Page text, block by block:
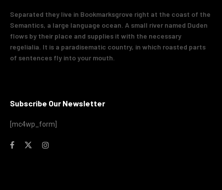
Separated they live in Bookmarksgrove right at the coast of the
Semantics, a large language ocean. A small river named Duden
flows by their place and supplies it with the necessary
regelialia. It is a paradisematic country, in which roasted parts
of sentences fly into your mouth.
Subscribe Our Newsletter
[mc4wp_form]